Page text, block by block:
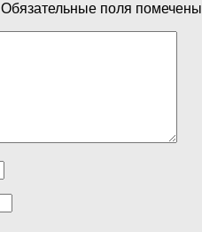
Обязательные поля помечены